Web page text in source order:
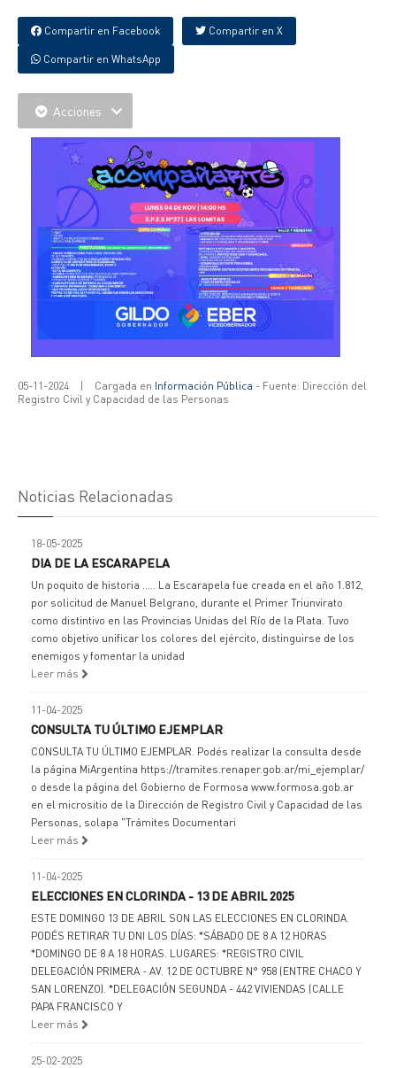
Compartir en Facebook Compartir en X
Compartir en WhatsApp
Acciones
05-11-2024 | Cargada en Información Pública - Fuente: Dirección del
Registro Civil y Capacidad de las Personas
Noticias Relacionadas
18-05-2025
DIA DE LA ESCARAPELA
Un poquito de historia ..... La Escarapela fue creada en el año 1.812,
por solicitud de Manuel Belgrano, durante el Primer Triunvirato
como distintivo en las Provincias Unidas del Río de la Plata. Tuvo
como objetivo unificar los colores del ejército, distinguirse de los
enemigos y fomentar la unidad
Leer más
11-04-2025
CONSULTA TU ÚLTIMO EJEMPLAR
CONSULTA TU ÚLTIMO EJEMPLAR. Podés realizar la consulta desde
la página MiArgentina https://tramites.renaper.gob.ar/mi_ejemplar/
o desde la página del Gobierno de Formosa www.formosa.gob.ar
en el micrositio de la Dirección de Registro Civil y Capacidad de las
Personas, solapa "Trámites Documentari
Leer más
11-04-2025
ELECCIONES EN CLORINDA - 13 DE ABRIL 2025
ESTE DOMINGO 13 DE ABRIL SON LAS ELECCIONES EN CLORINDA.
PODÉS RETIRAR TU DNI LOS DÍAS: *SÁBADO DE 8 A 12 HORAS
*DOMINGO DE 8 A 18 HORAS. LUGARES: *REGISTRO CIVIL
DELEGACIÓN PRIMERA - AV. 12 DE OCTUBRE N° 958 (ENTRE CHACO Y
SAN LORENZO). *DELEGACIÓN SEGUNDA - 442 VIVIENDAS (CALLE
PAPA FRANCISCO Y
Leer más
25-02-2025